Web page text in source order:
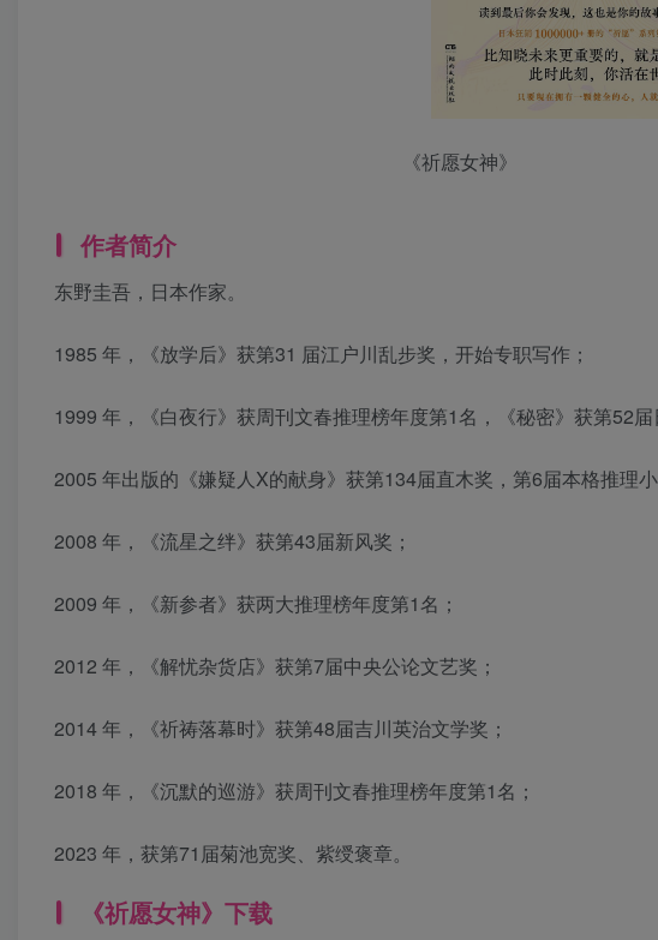
《祈愿女神》
作者简介
东野圭吾，日本作家。
1985 年，《放学后》获第31 届江户川乱步奖，开始专职写作；
1999 年，《白夜行》获周刊文春推理榜年度第1名，《秘密》获第52届
2005 年出版的《嫌疑人X的献身》获第134届直木奖，第6届本格推理
2008 年，《流星之绊》获第43届新风奖；
2009 年，《新参者》获两大推理榜年度第1名；
2012 年，《解忧杂货店》获第7届中央公论文艺奖；
2014 年，《祈祷落幕时》获第48届吉川英治文学奖；
2018 年，《沉默的巡游》获周刊文春推理榜年度第1名；
2023 年，获第71届菊池宽奖、紫绶褒章。
《祈愿女神》下载